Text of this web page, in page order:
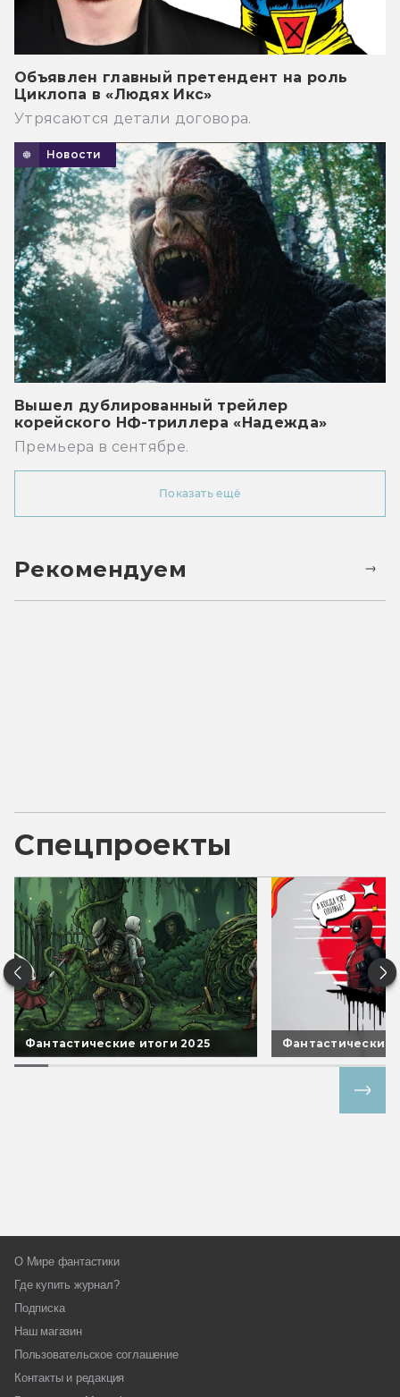
Объявлен главный претендент на роль
Циклопа в «Людях Икс»
Утрясаются детали договора.
Новости
Вышел дублированный трейлер
корейского НФ-триллера «Надежда»
Премьера в сентябре.
Показать ещё
Рекомендуем
Спецпроекты
Фантастические итоги 2025 Фантастические
О Мире фантастики
Где купить журнал?
Подписка
Наш магазин
Пользовательское соглашение
Контакты и редакция